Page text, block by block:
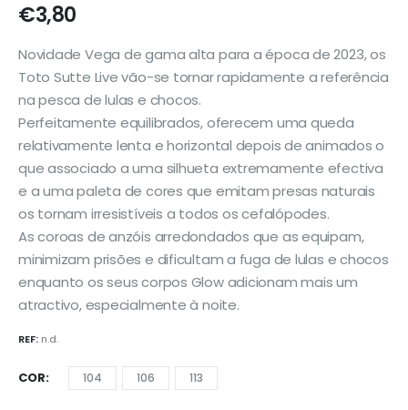
€3,80
Novidade Vega de gama alta para a época de 2023, os
Toto Sutte Live vão-se tornar rapidamente a referência
na pesca de lulas e chocos.
Perfeitamente equilibrados, oferecem uma queda
relativamente lenta e horizontal depois de animados o
que associado a uma silhueta extremamente efectiva
e a uma paleta de cores que emitam presas naturais
os tornam irresistíveis a todos os cefalópodes.
As coroas de anzóis arredondados que as equipam,
minimizam prisões e dificultam a fuga de lulas e chocos
enquanto os seus corpos Glow adicionam mais um
atractivo, especialmente à noite.
REF: n.d.
COR 104 106 113